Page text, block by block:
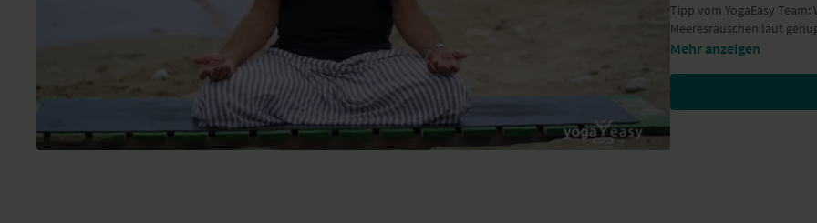
Tipp vom YogaEasy
Meeresrauschen laut
Mehr anzeigen